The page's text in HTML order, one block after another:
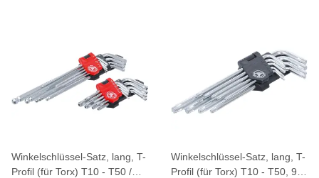
Winkelschlüssel-Satz, lang, T-
Profil (für Torx) T10 - T50 /
Winkelschlüssel-Satz, lang, T-
Profil (für Torx) T10 - T50, 9-